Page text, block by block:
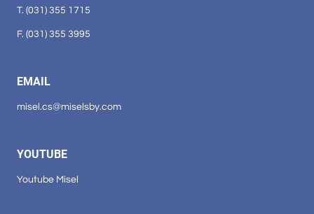
T. (031) 355 1715
F. (031) 355 3995
EMAIL
misel.cs@miselsby.com
YOUTUBE
Youtube Misel